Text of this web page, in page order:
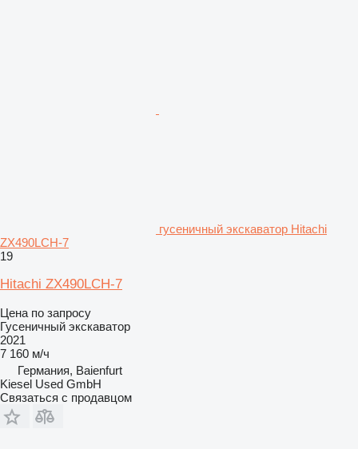
гусеничный экскаватор Hitachi
ZX490LCH-7
19
Hitachi ZX490LCH-7
Цена по запросу
Гусеничный экскаватор
2021
7 160 м/ч
Германия, Baienfurt
Kiesel Used GmbH
Связаться с продавцом